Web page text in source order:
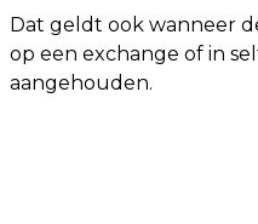
Dat geldt ook wanneer
op een exchange of in
aangehouden.